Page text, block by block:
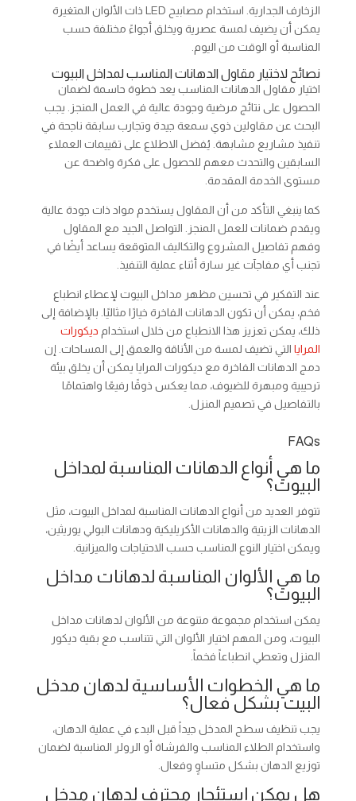
الزخارف الجدارية. استخدام مصابيح LED ذات الألوان المتغيرة
يمكن أن يضيف لمسة عصرية ويخلق أجواءً مختلفة حسب
المناسبة أو الوقت من اليوم.
نصائح لاختيار مقاول الدهانات المناسب لمداخل البيوت
اختيار مقاول الدهانات المناسب يعد خطوة حاسمة لضمان
الحصول على نتائج مرضية وجودة عالية في العمل المنجز. يجب
البحث عن مقاولين ذوي سمعة جيدة وتجارب سابقة ناجحة في
تنفيذ مشاريع مشابهة. يُفضل الاطلاع على تقييمات العملاء
السابقين والتحدث معهم للحصول على فكرة واضحة عن
مستوى الخدمة المقدمة.
كما ينبغي التأكد من أن المقاول يستخدم مواد ذات جودة عالية
ويقدم ضمانات للعمل المنجز. التواصل الجيد مع المقاول
وفهم تفاصيل المشروع والتكاليف المتوقعة يساعد أيضًا في
تجنب أي مفاجآت غير سارة أثناء عملية التنفيذ.
عند التفكير في تحسين مظهر مداخل البيوت لإعطاء انطباع
فخم، يمكن أن تكون الدهانات الفاخرة خيارًا مثاليًا. بالإضافة إلى
ذلك، يمكن تعزيز هذا الانطباع من خلال استخدام ديكورات
المراياالتي تضيف لمسة من الأناقة والعمق إلى المساحات. إن
دمج الدهانات الفاخرة مع ديكورات المرايا يمكن أن يخلق بيئة
ترحيبية ومبهرة للضيوف، مما يعكس ذوقًا رفيعًا واهتمامًا
بالتفاصيل في تصميم المنزل.
FAQs
ما هي أنواع الدهانات المناسبة لمداخل
البيوت؟
تتوفر العديد من أنواع الدهانات المناسبة لمداخل البيوت، مثل
الدهانات الزيتية والدهانات الأكريليكية ودهانات البولي يوريثين،
ويمكن اختيار النوع المناسب حسب الاحتياجات والميزانية.
ما هي الألوان المناسبة لدهانات مداخل
البيوت؟
يمكن استخدام مجموعة متنوعة من الألوان لدهانات مداخل
البيوت، ومن المهم اختيار الألوان التي تتناسب مع بقية ديكور
المنزل وتعطي انطباعاً فخماً.
ما هي الخطوات الأساسية لدهان مدخل
البيت بشكل فعال؟
يجب تنظيف سطح المدخل جيداً قبل البدء في عملية الدهان،
واستخدام الطلاء المناسب والفرشاة أو الرولر المناسبة لضمان
توزيع الدهان بشكل متساوٍ وفعال.
هل يمكن استئجار محترف لدهان مدخل